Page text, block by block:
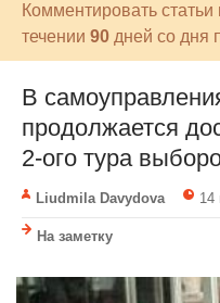
Комментировать
течении 90 дней со дня
В
продолжается
2-ого тура
Liudmila Davydova 14
На заметку